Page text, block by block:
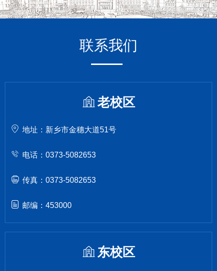
联系我们
老校区
地址：新乡市金穗大道51号
电话：0373-5082653
传真：0373-5082653
邮编：453000
东校区